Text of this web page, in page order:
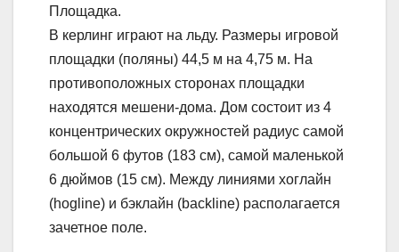
Площадка.
В керлинг играют на льду. Размеры игровой
площадки (поляны) 44,5 м на 4,75 м. На
противоположных сторонах площадки
находятся мешени-дома. Дом состоит из 4
концентрических окружностей радиус самой
большой 6 футов (183 см), самой маленькой
6 дюймов (15 см). Между линиями хоглайн
(hogline) и бэклайн (backline) располагается
зачетное поле.